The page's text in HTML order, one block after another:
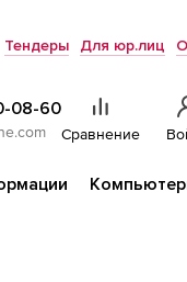
Тендеры Для юр.лиц
08-60
Сравнение